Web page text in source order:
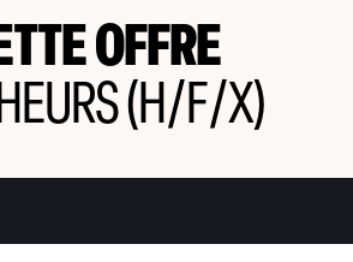
OFFRE
(H/F/X)